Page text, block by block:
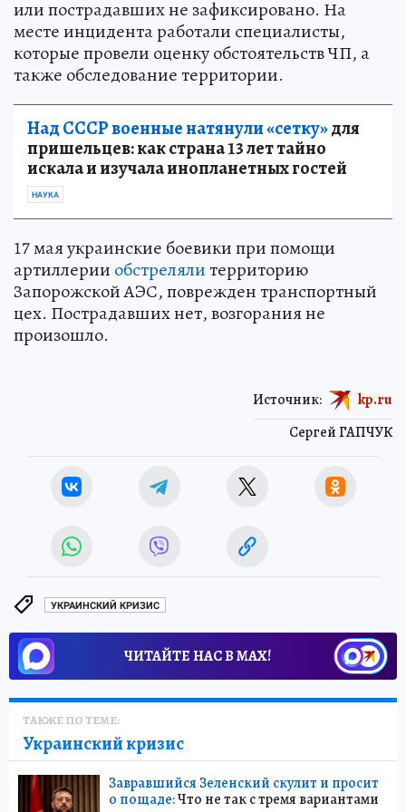
или пострадавших не зафиксировано. На
месте инцидента работали специалисты,
которые провели оценку обстоятельств ЧП, а
также обследование территории.
Над СССР военные натянули «сетку»для
пришельцев: как страна 13 лет тайно
искала и изучала инопланетных гостей
НАУКА
17 мая украинские боевики при помощи
артиллерии обстрелялитерриторию
Запорожской АЭС, поврежден транспортный
цех. Пострадавших нет, возгорания не
произошло.
Сергей ГАПЧУК
Источник: kp.ru
УКРАИНСКИЙ КРИЗИС
ЧИТАЙТЕ НАС В МАХ!
ТАКЖЕ ПО ТЕМЕ:
Украинский кризис
Завравшийся Зеленский скулит и просит
о пощаде:Что не так с тремя вариантами